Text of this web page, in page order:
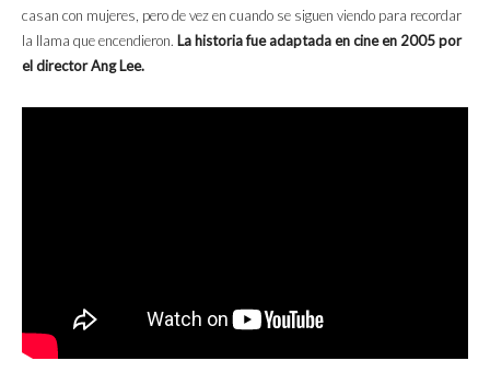
casan con mujeres, pero de vez en cuando se siguen viendo para recordar
la llama que encendieron. La historia fue adaptada en cine en 2005 por
el director Ang Lee.